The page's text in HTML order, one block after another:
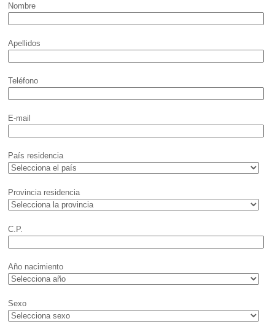
Nombre
Apellidos
Teléfono
E-mail
País residencia
Provincia residencia
C.P.
Año nacimiento
Sexo